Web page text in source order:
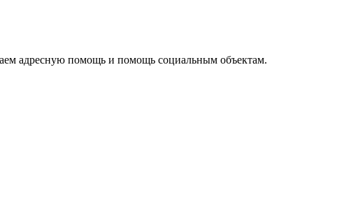
адресную помощь и помощь социальным объектам.